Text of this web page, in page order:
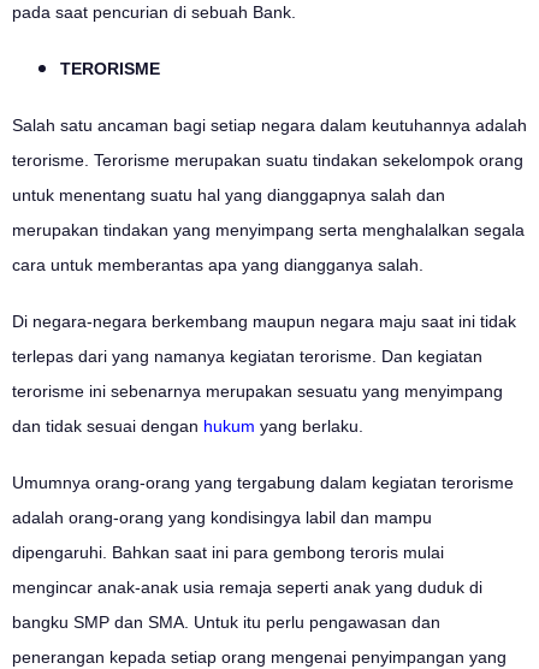
pada saat pencurian di sebuah Bank.
TERORISME
Salah satu ancaman bagi setiap negara dalam keutuhannya adalah
terorisme. Terorisme merupakan suatu tindakan sekelompok orang
untuk menentang suatu hal yang dianggapnya salah dan
merupakan tindakan yang menyimpang serta menghalalkan segala
cara untuk memberantas apa yang diangganya salah.
Di negara-negara berkembang maupun negara maju saat ini tidak
terlepas dari yang namanya kegiatan terorisme. Dan kegiatan
terorisme ini sebenarnya merupakan sesuatu yang menyimpang
dan tidak sesuai dengan hukum yang berlaku.
Umumnya orang-orang yang tergabung dalam kegiatan terorisme
adalah orang-orang yang kondisingya labil dan mampu
dipengaruhi. Bahkan saat ini para gembong teroris mulai
mengincar anak-anak usia remaja seperti anak yang duduk di
bangku SMP dan SMA. Untuk itu perlu pengawasan dan
penerangan kepada setiap orang mengenai penyimpangan yang